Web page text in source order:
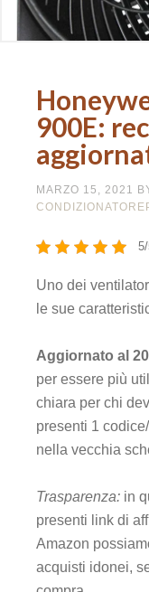
900E:
MARZO 15, 2021
Uno dei
le sue
Aggiornato al
per essere più
chiara per chi
presenti 1
nella vecchia
Trasparenza: in
presenti link di
Amazon
acquisti idonei,